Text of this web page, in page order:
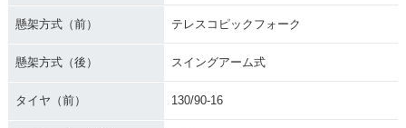
懸架方式（前） テレスコピックフォーク
懸架方式（後） スイングアーム式
タイヤ（前） 130/90-16